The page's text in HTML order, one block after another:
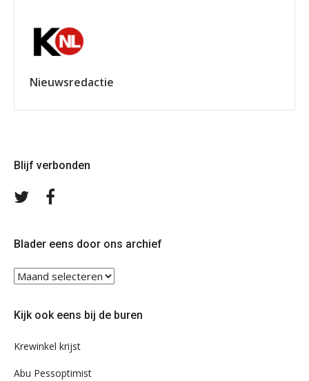
Nieuwsredactie
Blijf verbonden
Volg
Blader eens door ons archief
Blader
ons
Kijk ook eens bij de buren
Krewinkel krijst
Abu Pessoptimist